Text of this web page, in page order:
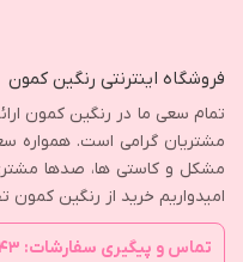
فروشگاه اینترنتی رنگین کمون
تمام سعی ما در رنگین کمون
مشتریان گرامی است. همواره
مشکل و کاستی ها، صدها
امیدواریم خرید از رنگین کمون
تماس و پیگیری سفارشات: ۶۲۷۳۶۴۳-۰۹۱۹